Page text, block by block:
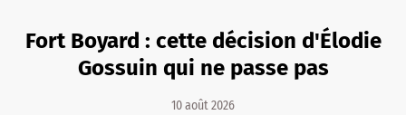
Fort Boyard : cette décision d'Élodie
Gossuin qui ne passe pas
10 août 2026